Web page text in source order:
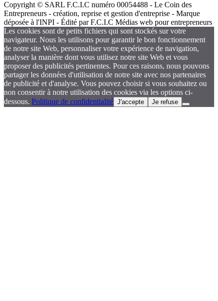
Copyright © SARL F.C.I.C numéro 00054488 - Le Coin des
Entrepreneurs - création, reprise et gestion d'entreprise - Marque
déposée à l'INPI - Édité par F.C.I.C Médias web pour entrepreneurs
Les cookies sont de petits fichiers qui sont stockés sur votre
navigateur. Nous les utilisons pour garantir le bon fonctionnement
de notre site Web, personnaliser votre expérience de navigation,
analyser la manière dont vous utilisez notre site Web et vous
proposer des publicités pertinentes. Pour ces raisons, nous pouvons
partager les données d'utilisation de notre site avec nos partenaires
de publicité et d'analyse. Vous pouvez choisir si vous souhaitez ou
non consentir à notre utilisation des cookies via les options ci-
dessous. Politique de confidentialité J'accepte Je refuse